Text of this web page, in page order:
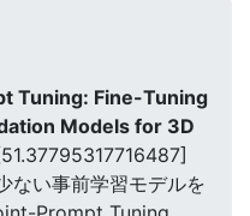
Tuning: Fine-Tuning
Models for 3D
ない事前学習モデルを